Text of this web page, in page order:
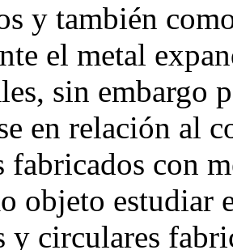
y también
el metal
sin embargo
en relación al
fabricados con
objeto estudiar
y circulares